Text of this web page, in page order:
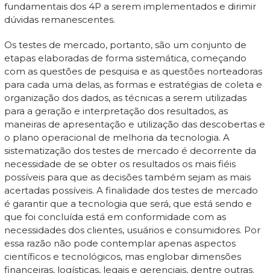
fundamentais dos 4P a serem implementados e dirimir
dúvidas remanescentes.
Os testes de mercado, portanto, são um conjunto de
etapas elaboradas de forma sistemática, começando
com as questões de pesquisa e as questões norteadoras
para cada uma delas, as formas e estratégias de coleta e
organização dos dados, as técnicas a serem utilizadas
para a geração e interpretação dos resultados, as
maneiras de apresentação e utilização das descobertas e
o plano operacional de melhoria da tecnologia. A
sistematização dos testes de mercado é decorrente da
necessidade de se obter os resultados os mais fiéis
possíveis para que as decisões também sejam as mais
acertadas possíveis. A finalidade dos testes de mercado
é garantir que a tecnologia que será, que está sendo e
que foi concluída está em conformidade com as
necessidades dos clientes, usuários e consumidores. Por
essa razão não pode contemplar apenas aspectos
científicos e tecnológicos, mas englobar dimensões
financeiras, logísticas, legais e gerenciais, dentre outras.